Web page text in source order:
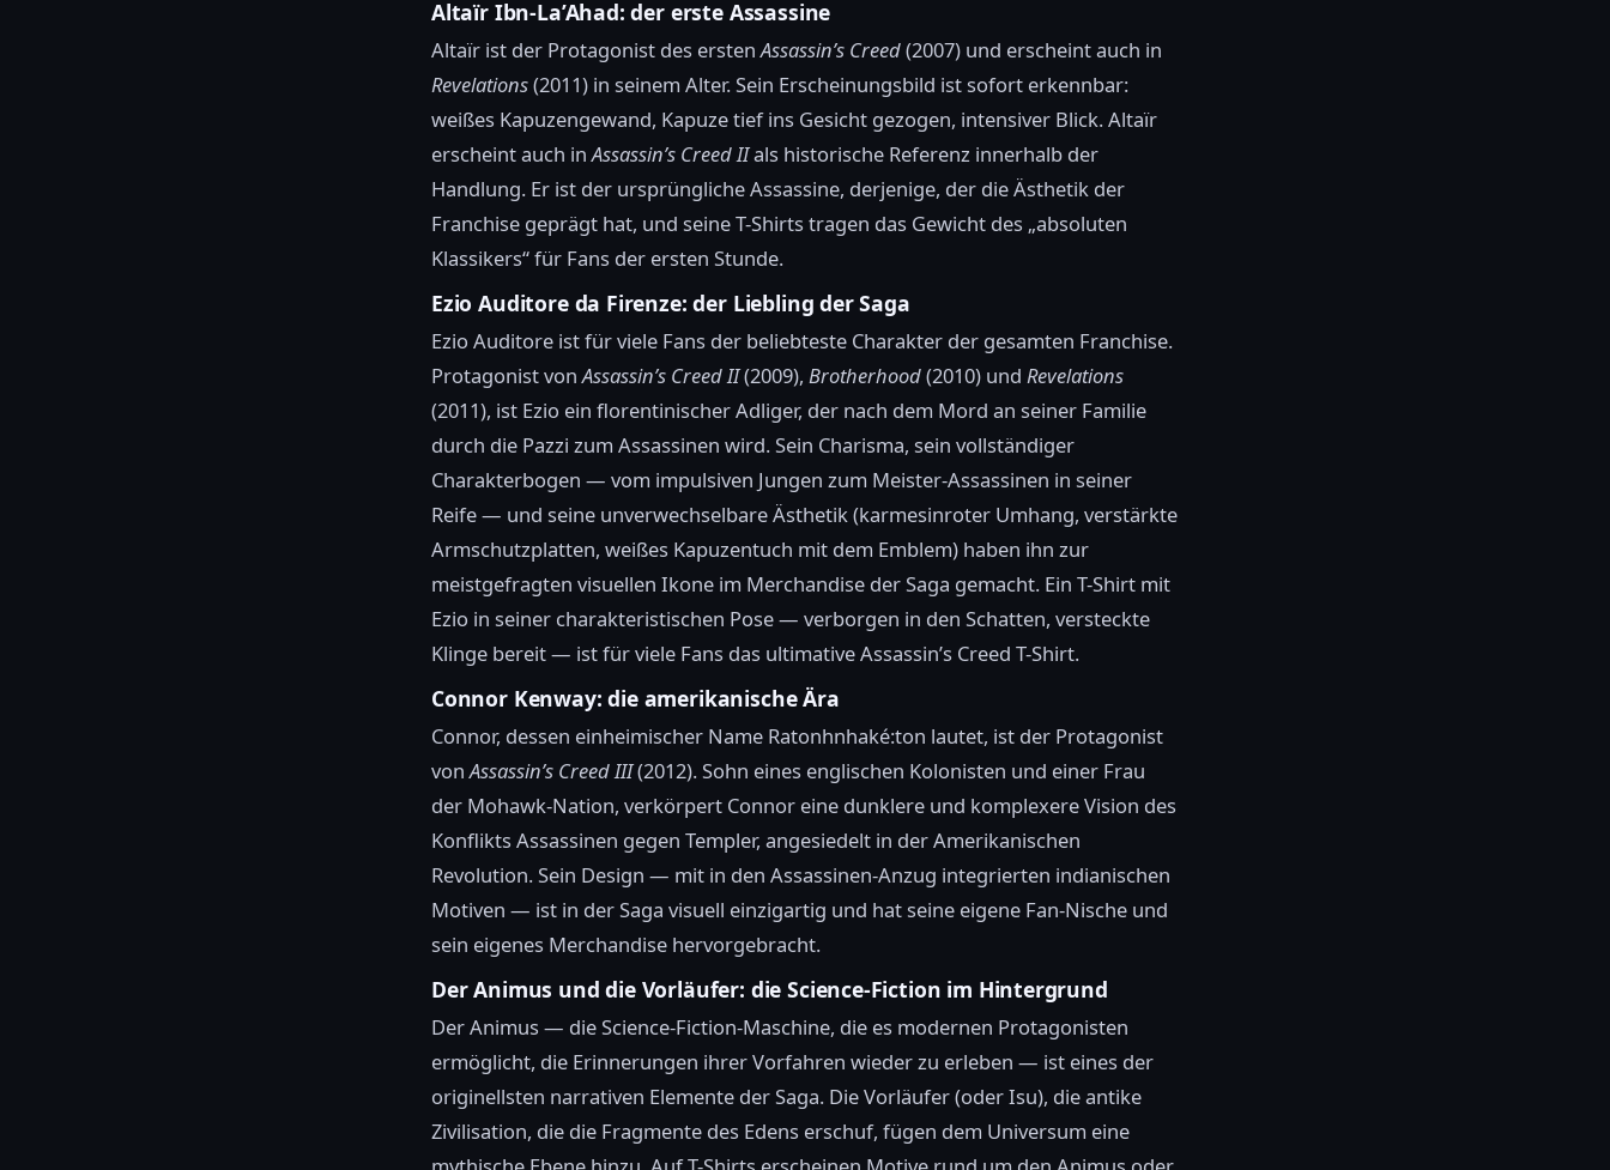
Altaïr Ibn-La’Ahad: der erste Assassine
Altaïr ist der Protagonist des erstenAssassin’s Creed(2007) und erscheint auch in
Revelations(2011) in seinem Alter. Sein Erscheinungsbild ist sofort erkennbar:
weißes Kapuzengewand, Kapuze tief ins Gesicht gezogen, intensiver Blick. Altaïr
erscheint auch inAssassin’s Creed IIals historische Referenz innerhalb der
Handlung. Er ist der ursprüngliche Assassine, derjenige, der die Ästhetik der
Franchise geprägt hat, und seine T-Shirts tragen das Gewicht des „absoluten
Klassikers“ für Fans der ersten Stunde.
Ezio Auditore da Firenze: der Liebling der Saga
Ezio Auditore ist für viele Fans der beliebteste Charakter der gesamten Franchise.
Protagonist vonAssassin’s Creed II(2009), Brotherhood(2010) und Revelations
(2011), ist Ezio ein florentinischer Adliger, der nach dem Mord an seiner Familie
durch die Pazzi zum Assassinen wird. Sein Charisma, sein vollständiger
Charakterbogen — vom impulsiven Jungen zum Meister-Assassinen in seiner
Reife — und seine unverwechselbare Ästhetik (karmesinroter Umhang, verstärkte
Armschutzplatten, weißes Kapuzentuch mit dem Emblem) haben ihn zur
meistgefragten visuellen Ikone im Merchandise der Saga gemacht. Ein T-Shirt mit
Ezio in seiner charakteristischen Pose — verborgen in den Schatten, versteckte
Klinge bereit — ist für viele Fans das ultimative Assassin’s Creed T-Shirt.
Connor Kenway: die amerikanische Ära
Connor, dessen einheimischer Name Ratonhnhaké:ton lautet, ist der Protagonist
vonAssassin’s Creed III(2012). Sohn eines englischen Kolonisten und einer Frau
der Mohawk-Nation, verkörpert Connor eine dunklere und komplexere Vision des
Konflikts Assassinen gegen Templer, angesiedelt in der Amerikanischen
Revolution. Sein Design — mit in den Assassinen-Anzug integrierten indianischen
Motiven — ist in der Saga visuell einzigartig und hat seine eigene Fan-Nische und
sein eigenes Merchandise hervorgebracht.
Der Animus und die Vorläufer: die Science-Fiction im Hintergrund
Der Animus — die Science-Fiction-Maschine, die es modernen Protagonisten
ermöglicht, die Erinnerungen ihrer Vorfahren wieder zu erleben — ist eines der
originellsten narrativen Elemente der Saga. Die Vorläufer (oder Isu), die antike
Zivilisation, die die Fragmente des Edens erschuf, fügen dem Universum eine